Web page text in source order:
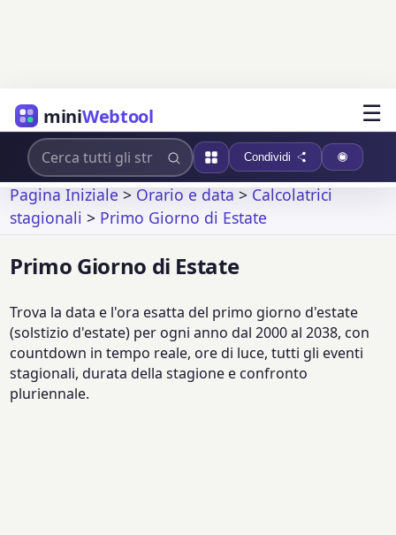
miniWebtool ☰
Condividi
Pagina Iniziale>Orario e data>Calcolatrici
stagionali > Primo Giorno di Estate
Primo Giorno di Estate
Trova la data e l'ora esatta del primo giorno d'estate
(solstizio d'estate) per ogni anno dal 2000 al 2038, con
countdown in tempo reale, ore di luce, tutti gli eventi
stagionali, durata della stagione e confronto
pluriennale.